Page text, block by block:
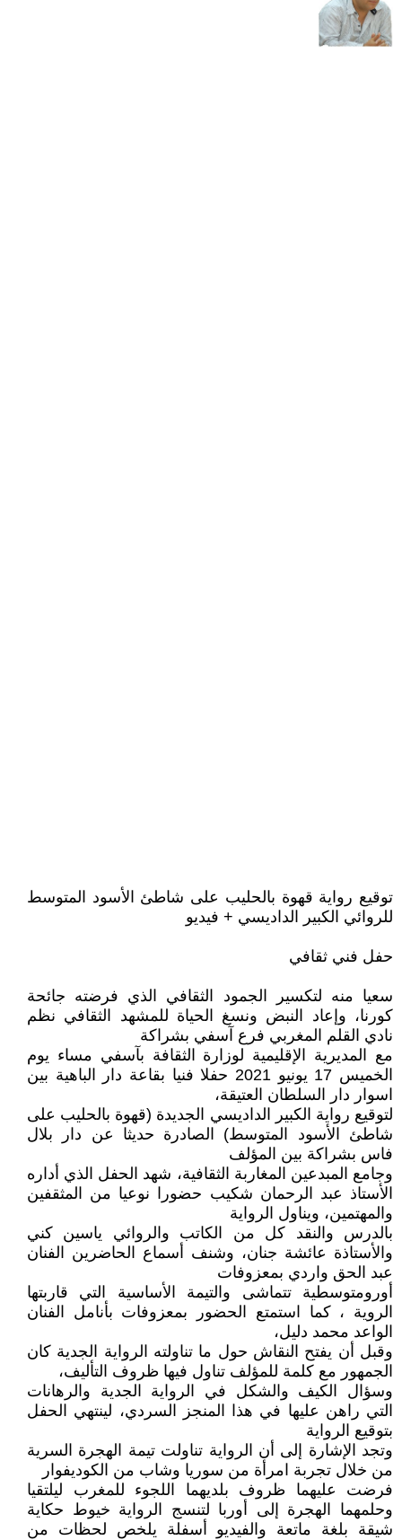
توقيع رواية قهوة بالحليب على شاطئ الأسود المتوسط
للروائي الكبير الداديسي + فيديو
حفل فني ثقافي
سعيا منه لتكسير الجمود الثقافي الذي فرضته جائحة
كورنا، وإعاد النبض ونسغ الحياة للمشهد الثقافي نظم
نادي القلم المغربي فرع آسفي بشراكة
مع المديرية الإقليمية لوزارة الثقافة بآسفي مساء يوم
الخميس 17 يونيو 2021 حفلا فنيا بقاعة دار الباهية بين
اسوار دار السلطان العتيقة،
لتوقيع رواية الكبير الداديسي الجديدة (قهوة بالحليب على
شاطئ الأسود المتوسط) الصادرة حديثا عن دار بلال
فاس بشراكة بين المؤلف
وجامع المبدعين المغاربة الثقافية، شهد الحفل الذي أداره
الأستاذ عبد الرحمان شكيب حضورا نوعيا من المثقفين
والمهتمين، ويناول الرواية
بالدرس والنقد كل من الكاتب والروائي ياسين كني
والأستاذة عائشة جنان، وشنف أسماع الحاضرين الفنان
عبد الحق واردي بمعزوفات
أورومتوسطية تتماشى والتيمة الأساسية التي قاربتها
الروية ، كما استمتع الحضور بمعزوفات بأنامل الفنان
الواعد محمد دليل،
وقبل أن يفتح النقاش حول ما تناولته الرواية الجدية كان
الجمهور مع كلمة للمؤلف تناول فيها ظروف التأليف،
وسؤال الكيف والشكل في الرواية الجدية والرهانات
التي راهن عليها في هذا المنجز السردي، لينتهي الحفل
بتوقيع الرواية
وتجد الإشارة إلى أن الرواية تناولت تيمة الهجرة السرية
من خلال تجربة امرأة من سوريا وشاب من الكوديفوار
فرضت عليهما ظروف بلديهما اللجوء للمغرب ليلتقيا
وحلمهما الهجرة إلى أوربا لتنسج الرواية خيوط حكاية
شيقة بلغة ماتعة والفيديو أسفلة يلخص لحظات من